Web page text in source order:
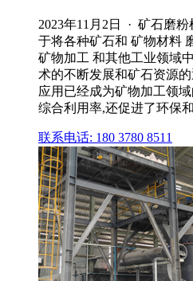
2023年11月2日 · 矿石磨
于将各种矿石和 矿物材料
矿物加工 和其他工业领域
术的不断发展和矿石资源
应用已经成为矿物加工领
综合利用率,还促进了环保
联系电话: 180 3780 8511